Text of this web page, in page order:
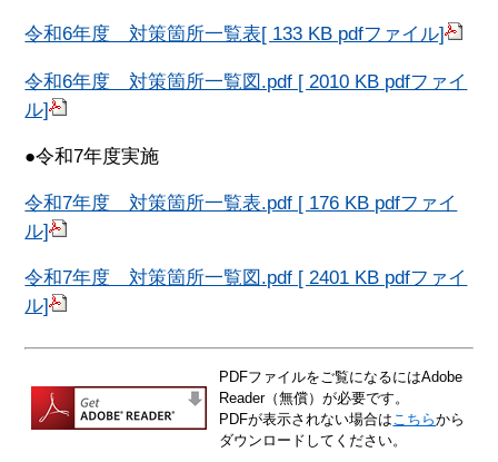
令和6年度 対策箇所一覧表[ 133 KB pdfファイル]
令和6年度 対策箇所一覧図.pdf [ 2010 KB pdfファイ
ル]
●令和7年度実施
令和7年度 対策箇所一覧表.pdf [ 176 KB pdfファイ
ル]
令和7年度 対策箇所一覧図.pdf [ 2401 KB pdfファイ
ル]
PDFファイルをご覧になるにはAdobe
Reader（無償）が必要です。
PDFが表示されない場合はこちらから
ダウンロードしてください。